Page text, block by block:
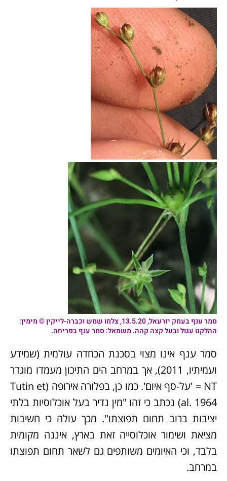
סמר ענף
בעמק יזרעאל, 13.5.20, צלמו שמש וכברה-לייקין © מימין:
ההלקט עגול ובעל קצה קהה. משמאל: סמר ענף בפריחה.
סמר ענף אינו מצוי בסכנת הכחדה עולמית (שמידע
ועמיתיו, 2011), אך במרחב הים התיכון מעמדו מוגדר
NT = 'על-סף איום'. כמו כן, בפלורה אירופה (Tutin et
al. 1964) נכתב כי זהו "מין נדיר בעל אוכלוסיות בלתי
יציבות ברוב תחום תפוצתו". מכך עולה כי חשיבות
מציאת ושימור אוכלוסייה זאת בארץ, איננה מקומית
בלבד, וכי האיומים משותפים גם לשאר תחום תפוצתו
במרחב.